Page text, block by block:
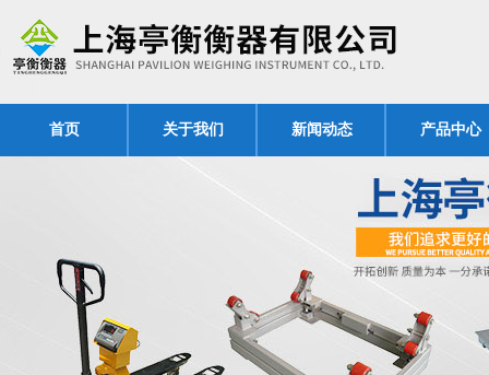
首页 关于我们 新闻动态 产品中心